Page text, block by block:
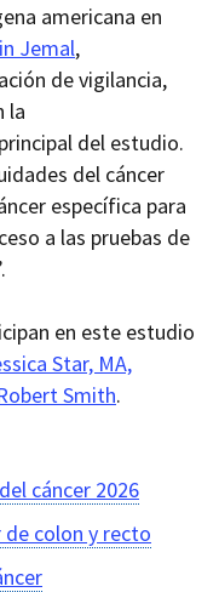
americana en
Jemal,
de vigilancia,
la
del estudio.
del cáncer
específica para
a las pruebas de
en este estudio
Star, MA,
Smith.
cáncer 2026
colon y recto